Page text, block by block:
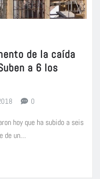
de la caída
a 6 los
0
hoy que ha subido a seis
de un…